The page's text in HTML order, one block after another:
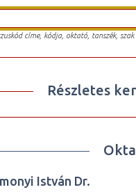
címe, kódja, oktató, tanszék,
Részletes
István Dr.